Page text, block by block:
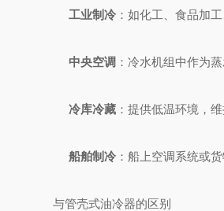
工业制冷 ：如化工、食品加
中央空调 ：冷水机组中作为
冷库冷藏 ：提供低温环境，
船舶制冷 ：船上空调系统或货
与管壳式油冷器的区别